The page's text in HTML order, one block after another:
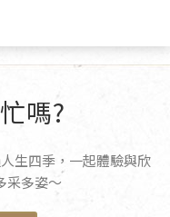
嗎?
生四季，一起體驗與欣
采多姿〜